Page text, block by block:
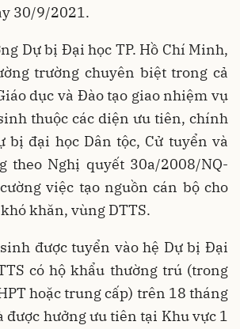
30/9/2021.
Dự bị Đại học TP. Hồ Chí Minh,
trường chuyên biệt trong cả
dục và Đào tạo giao nhiệm vụ
thuộc các diện ưu tiên, chính
bị đại học Dân tộc, Cử tuyển và
theo Nghị quyết 30a/2008/NQ-
việc tạo nguồn cán bộ cho
khăn, vùng DTTS.
được tuyển vào hệ Dự bị Đại
có hộ khẩu thường trú (trong
hoặc trung cấp) trên 18 tháng
được hưởng ưu tiên tại Khu vực 1